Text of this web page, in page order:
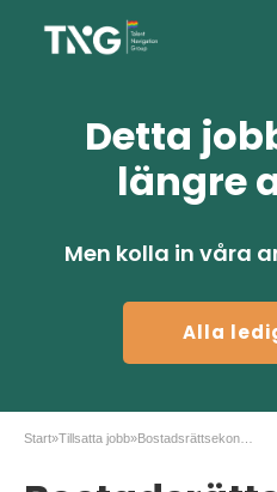
Detta
längre
Men kolla in våra
Alla
Start»Tillsatta jobb»